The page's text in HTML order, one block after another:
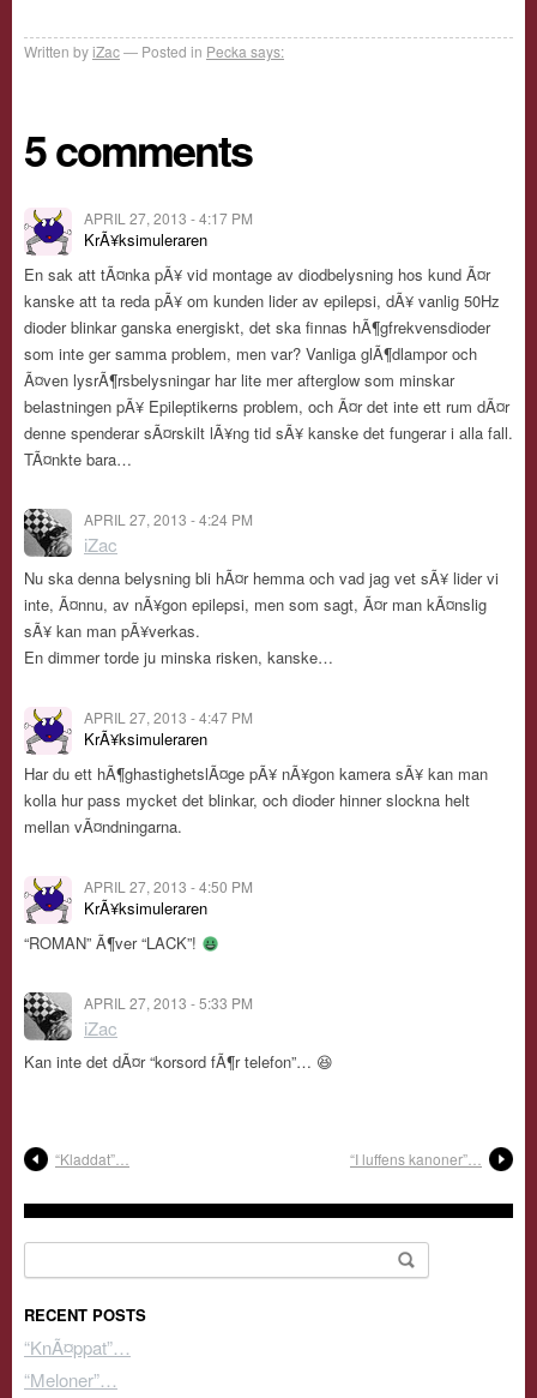
Written byiZac Posted in Pecka says:
5 comments
APRIL 27, 2013 - 4:17 PM
KrÃ¥ksimuleraren
En sak att tÃ¤nka pÃ¥ vid montage av diodbelysning hos kund Ã¤r
kanske att ta reda pÃ¥ om kunden lider av epilepsi, dÃ¥ vanlig 50Hz
dioder blinkar ganska energiskt, det ska finnas hÃ¶gfrekvensdioder
som inte ger samma problem, men var? Vanliga glÃ¶dlampor och
Ã¤ven lysrÃ¶rsbelysningar har lite mer afterglow som minskar
belastningen pÃ¥ Epileptikerns problem, och Ã¤r det inte ett rum dÃ¤r
denne spenderar sÃ¤rskilt lÃ¥ng tid sÃ¥ kanske det fungerar i alla fall.
TÃ¤nkte bara…
APRIL 27, 2013 - 4:24 PM
iZac
Nu ska denna belysning bli hÃ¤r hemma och vad jag vet sÃ¥ lider vi
inte, Ã¤nnu, av nÃ¥gon epilepsi, men som sagt, Ã¤r man kÃ¤nslig
sÃ¥ kan man pÃ¥verkas.
En dimmer torde ju minska risken, kanske…
APRIL 27, 2013 - 4:47 PM
KrÃ¥ksimuleraren
Har du ett hÃ¶ghastighetslÃ¤ge pÃ¥ nÃ¥gon kamera sÃ¥ kan man
kolla hur pass mycket det blinkar, och dioder hinner slockna helt
mellan vÃ¤ndningarna.
APRIL 27, 2013 - 4:50 PM
KrÃ¥ksimuleraren
“ROMAN” Ã¶ver “LACK”!
APRIL 27, 2013 - 5:33 PM
iZac
Kan inte det dÃ¤r “korsord fÃ¶r telefon”… 😆
“Kladdat”… “I luffens kanoner”…
RECENT POSTS
“KnÃ¤ppat”…
“Meloner”…